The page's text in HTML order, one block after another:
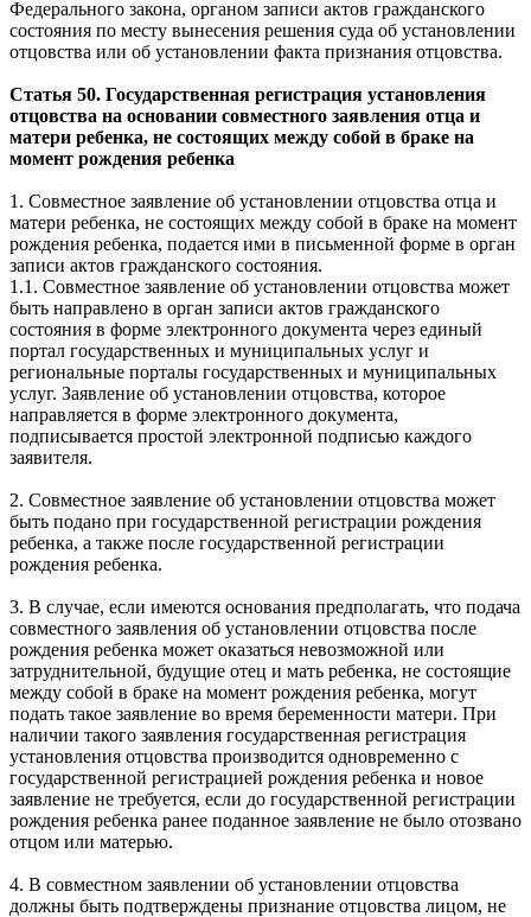
Федерального закона, органом записи актов гражданского
состояния по месту вынесения решения суда об установлении
отцовства или об установлении факта признания отцовства.
Статья 50. Государственная регистрация установления
отцовства на основании совместного заявления отца и
матери ребенка, не состоящих между собой в браке на
момент рождения ребенка
1. Совместное заявление об установлении отцовства отца и
матери ребенка, не состоящих между собой в браке на момент
рождения ребенка, подается ими в письменной форме в орган
записи актов гражданского состояния.
1.1. Совместное заявление об установлении отцовства может
быть направлено в орган записи актов гражданского
состояния в форме электронного документа через единый
портал государственных и муниципальных услуг и
региональные порталы государственных и муниципальных
услуг. Заявление об установлении отцовства, которое
направляется в форме электронного документа,
подписывается простой электронной подписью каждого
заявителя.
2. Совместное заявление об установлении отцовства может
быть подано при государственной регистрации рождения
ребенка, а также после государственной регистрации
рождения ребенка.
3. В случае, если имеются основания предполагать, что подача
совместного заявления об установлении отцовства после
рождения ребенка может оказаться невозможной или
затруднительной, будущие отец и мать ребенка, не состоящие
между собой в браке на момент рождения ребенка, могут
подать такое заявление во время беременности матери. При
наличии такого заявления государственная регистрация
установления отцовства производится одновременно с
государственной регистрацией рождения ребенка и новое
заявление не требуется, если до государственной регистрации
рождения ребенка ранее поданное заявление не было отозвано
отцом или матерью.
4. В совместном заявлении об установлении отцовства
должны быть подтверждены признание отцовства лицом, не